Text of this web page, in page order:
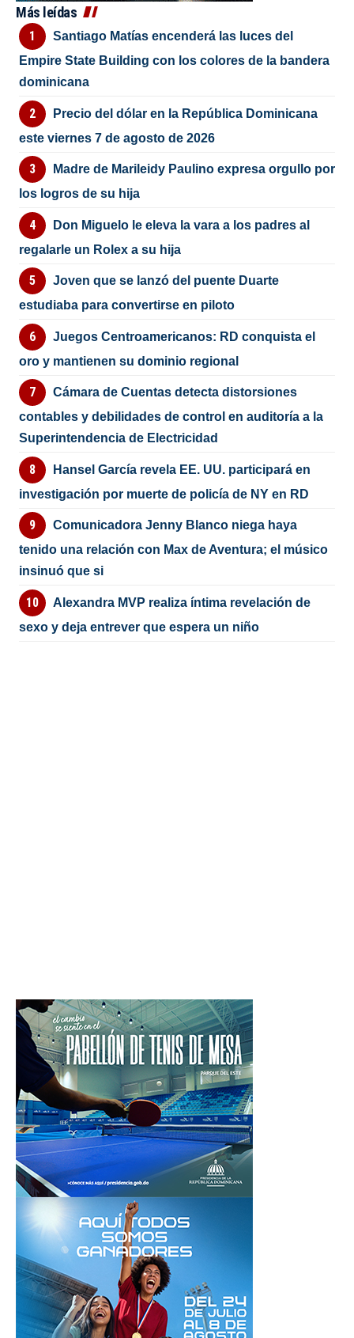
Más leídas
Santiago Matías encenderá las luces del
Empire State Building con los colores de la bandera
dominicana
Precio del dólar en la República Dominicana
este viernes 7 de agosto de 2026
Madre de Marileidy Paulino expresa orgullo por
los logros de su hija
Don Miguelo le eleva la vara a los padres al
regalarle un Rolex a su hija
Joven que se lanzó del puente Duarte
estudiaba para convertirse en piloto
Juegos Centroamericanos: RD conquista el
oro y mantienen su dominio regional
Cámara de Cuentas detecta distorsiones
contables y debilidades de control en auditoría a la
Superintendencia de Electricidad
Hansel García revela EE. UU. participará en
investigación por muerte de policía de NY en RD
Comunicadora Jenny Blanco niega haya
tenido una relación con Max de Aventura; el músico
insinuó que si
Alexandra MVP realiza íntima revelación de
sexo y deja entrever que espera un niño